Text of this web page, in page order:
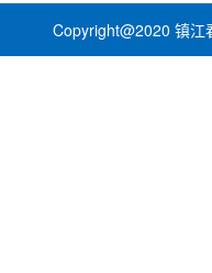
Copyright@2020 镇江